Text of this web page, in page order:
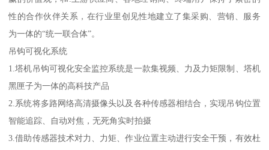
性的合作伙伴关系，在行业里创见性地建立了集采购、营销、服务
为一体的“统一联合体”。
吊钩可视化系统
1.塔机吊钩可视化安全监控系统是一款集视频、力及力矩限制、塔机
黑匣子为一体的高科技产品
2.系统将多路网络高清摄像头以及各种传感器相结合，实现吊钩位置
智能追踪、自动对焦，无死角实时拍摄
3.借助传感器技术对力、力矩、作业位置主动进行安全干预，有效杜